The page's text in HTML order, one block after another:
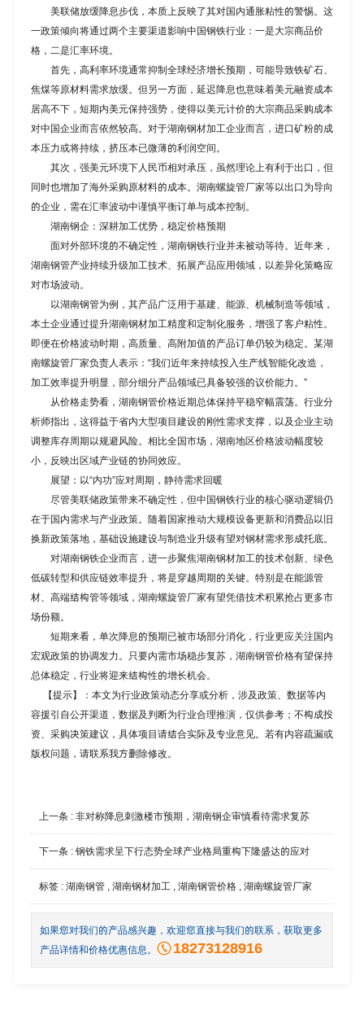
美联储放缓降息步伐，本质上反映了其对国内通胀粘性的警惕。这
一政策倾向将通过两个主要渠道影响中国钢铁行业：一是大宗商品价
格，二是汇率环境。
首先，高利率环境通常抑制全球经济增长预期，可能导致铁矿石、
焦煤等原材料需求放缓。但另一方面，延迟降息也意味着美元融资成本
居高不下，短期内美元保持强势，使得以美元计价的大宗商品采购成本
对中国企业而言依然较高。对于湖南钢材加工企业而言，进口矿粉的成
本压力或将持续，挤压本已微薄的利润空间。
其次，强美元环境下人民币相对承压，虽然理论上有利于出口，但
同时也增加了海外采购原材料的成本。湖南螺旋管厂家等以出口为导向
的企业，需在汇率波动中谨慎平衡订单与成本控制。
湖南钢企：深耕加工优势，稳定价格预期
面对外部环境的不确定性，湖南钢铁行业并未被动等待。近年来，
湖南钢管产业持续升级加工技术、拓展产品应用领域，以差异化策略应
对市场波动。
以湖南钢管为例，其产品广泛用于基建、能源、机械制造等领域，
本土企业通过提升湖南钢材加工精度和定制化服务，增强了客户粘性。
即便在价格波动时期，高质量、高附加值的产品订单仍较为稳定。某湖
南螺旋管厂家负责人表示：“我们近年来持续投入生产线智能化改造，
加工效率提升明显，部分细分产品领域已具备较强的议价能力。”
从价格走势看，湖南钢管价格近期总体保持平稳窄幅震荡。行业分
析师指出，这得益于省内大型项目建设的刚性需求支撑，以及企业主动
调整库存周期以规避风险。相比全国市场，湖南地区价格波动幅度较
小，反映出区域产业链的协同效应。
展望：以“内功”应对周期，静待需求回暖
尽管美联储政策带来不确定性，但中国钢铁行业的核心驱动逻辑仍
在于国内需求与产业政策。随着国家推动大规模设备更新和消费品以旧
换新政策落地，基础设施建设与制造业升级有望对钢材需求形成托底。
对湖南钢铁企业而言，进一步聚焦湖南钢材加工的技术创新、绿色
低碳转型和供应链效率提升，将是穿越周期的关键。特别是在能源管
材、高端结构管等领域，湖南螺旋管厂家有望凭借技术积累抢占更多市
场份额。
短期来看，单次降息的预期已被市场部分消化，行业更应关注国内
宏观政策的协调发力。只要内需市场稳步复苏， 湖南钢管价格有望保持
总体稳定，行业将迎来结构性的增长机会。
【提示】：本文为行业政策动态分享或分析，涉及政策、数据等内
容援引自公开渠道，数据及判断为行业合理推演，仅供参考；不构成投
资、采购决策建议，具体项目请结合实际及专业意见。若有内容疏漏或
版权问题，请联系我方删除修改。
上一条 :非对称降息刺激楼市预期，湖南钢企审慎看待需求复苏
下一条 :钢铁需求呈下行态势全球产业格局重构下隆盛达的应对
标签 :湖南钢管,湖南钢材加工,湖南钢管价格,湖南螺旋管厂家
如果您对我们的产品感兴趣，欢迎您直接与我们的联系，获取更多
产品详情和价格优惠信息。
18273128916